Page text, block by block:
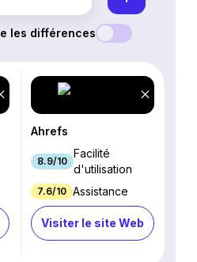
les différences
Ahrefs
8.9/10
Facilité
d'utilisation
7.6/10 Assistance
Visiter le site Web